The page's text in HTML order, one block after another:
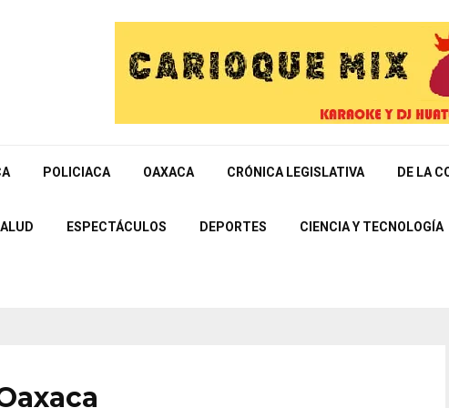
POLICIACA OAXACA CRÓNICA LEGISLATIVA DE LA
ESPECTÁCULOS DEPORTES CIENCIA Y TECNOLOGÍA